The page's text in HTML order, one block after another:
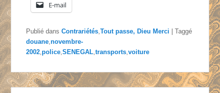
E-mail
Publié dans Contrariétés,Tout passe, Dieu Merci |Taggé
douane,novembre-
2002,police,SENEGAL,transports,voiture